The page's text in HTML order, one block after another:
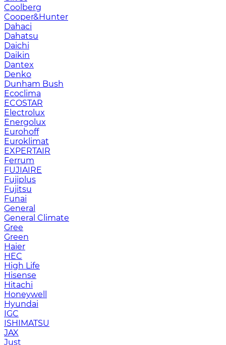
Coolberg
Cooper&Hunter
Dahaci
Dahatsu
Daichi
Daikin
Dantex
Denko
Dunham Bush
Ecoclima
ECOSTAR
Electrolux
Energolux
Eurohoff
Euroklimat
EXPERTAIR
Ferrum
FUJIAIRE
Fujiplus
Fujitsu
Funai
General
General Climate
Gree
Green
Haier
HEC
High Life
Hisense
Hitachi
Honeywell
Hyundai
IGC
ISHIMATSU
JAX
Just